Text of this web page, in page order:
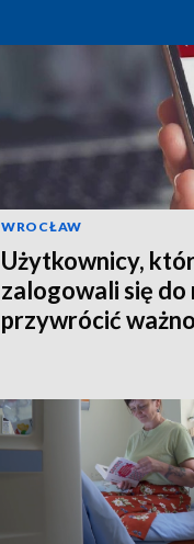
WROCŁAW
Użytkownicy,
zalogowali się
przywrócić